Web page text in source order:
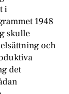
i
1948
skulle
och
det